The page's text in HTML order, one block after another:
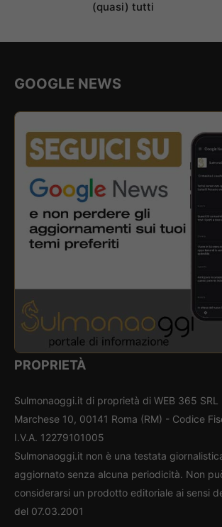
(quasi) tutti
GOOGLE NEWS
PROPRIETÀ
Sulmonaoggi.it di proprietà di WEB 365 SRL
Marchese 10, 00141 Roma (RM) - Codice
I.V.A. 12279101005
Sulmonaoggi.it non è una testata
aggiornato senza alcuna periodicità. Non
considerarsi un prodotto editoriale ai sensi
del 07.03.2001